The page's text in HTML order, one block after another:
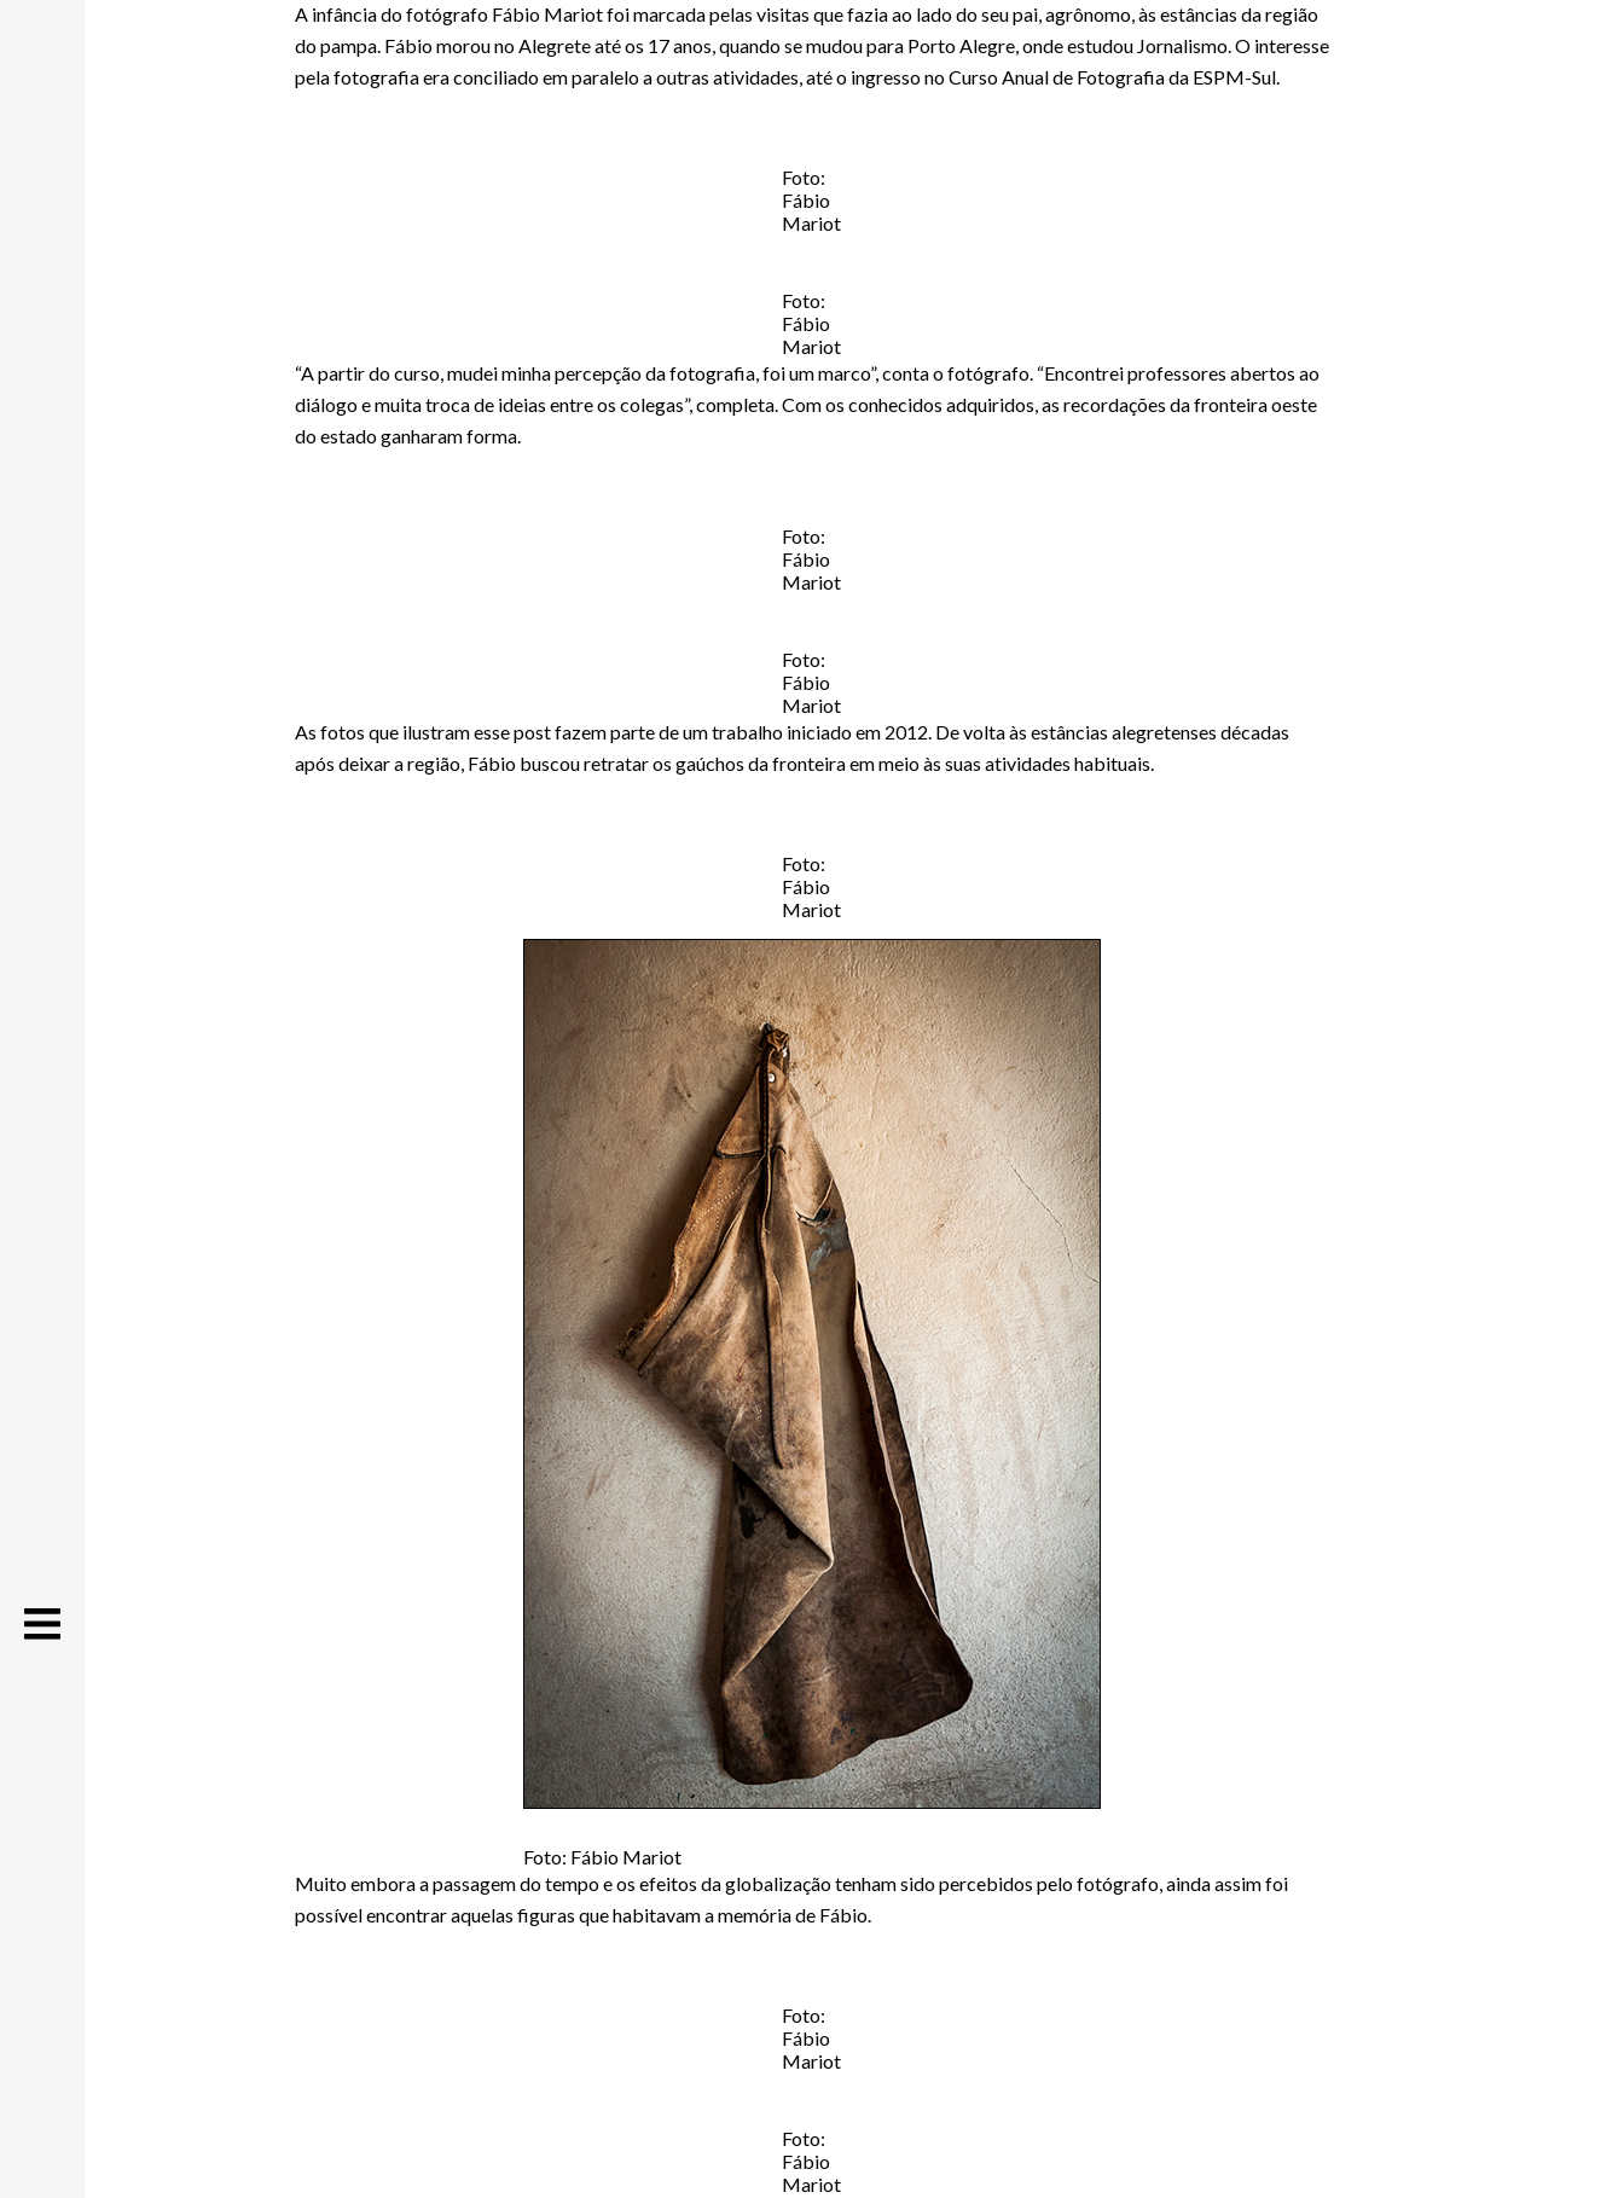
A infância do fotógrafo Fábio Mariot foi marcada pelas visitas que fazia ao lado do seu pai, agrônomo, às estâncias da região
do pampa. Fábio morou no Alegrete até os 17 anos, quando se mudou para Porto Alegre, onde estudou Jornalismo. O interesse
pela fotografia era conciliado em paralelo a outras atividades, até o ingresso no Curso Anual de Fotografia da ESPM-Sul.
Foto:
Fábio
Mariot
Foto:
Fábio
Mariot
“A partir do curso, mudei minha percepção da fotografia, foi um marco”, conta o fotógrafo. “Encontrei professores abertos ao
diálogo e muita troca de ideias entre os colegas”, completa. Com os conhecidos adquiridos, as recordações da fronteira oeste
do estado ganharam forma.
Foto:
Fábio
Mariot
Foto:
Fábio
Mariot
As fotos que ilustram esse post fazem parte de um trabalho iniciado em 2012. De volta às estâncias alegretenses décadas
após deixar a região, Fábio buscou retratar os gaúchos da fronteira em meio às suas atividades habituais.
Foto:
Fábio
Mariot
Foto: Fábio Mariot
Muito embora a passagem do tempo e os efeitos da globalização tenham sido percebidos pelo fotógrafo, ainda assim foi
possível encontrar aquelas figuras que habitavam a memória de Fábio.
Foto:
Fábio
Mariot
Foto:
Fábio
Mariot